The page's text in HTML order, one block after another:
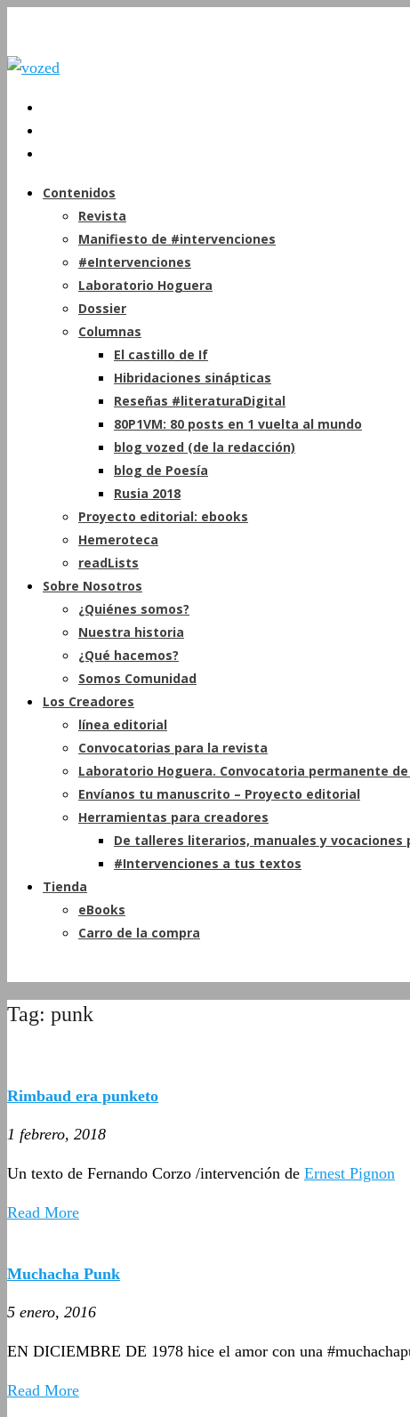
Contenidos
Revista
Manifiesto de #intervenciones
#eIntervenciones
Laboratorio Hoguera
Dossier
Columnas
El castillo de If
Hibridaciones sinápticas
Reseñas #literaturaDigital
80P1VM: 80 posts en 1 vuelta al mundo
blog vozed (de la redacción)
blog de Poesía
Rusia 2018
Proyecto editorial: ebooks
Hemeroteca
readLists
Sobre Nosotros
¿Quiénes somos?
Nuestra historia
¿Qué hacemos?
Somos Comunidad
Los Creadores
línea editorial
Convocatorias para la revista
Laboratorio Hoguera. Convocatoria permanente
Envíanos tu manuscrito – Proyecto editorial
Herramientas para creadores
De talleres literarios, manuales y vocaciones
#Intervenciones a tus textos
Tienda
eBooks
Carro de la compra
Tag: punk
Rimbaud era punketo
1 febrero, 2018
Un texto de Fernando Corzo /intervención de Ernest Pignon
Read More
Muchacha Punk
5 enero, 2016
EN DICIEMBRE DE 1978 hice el amor con una
Read More